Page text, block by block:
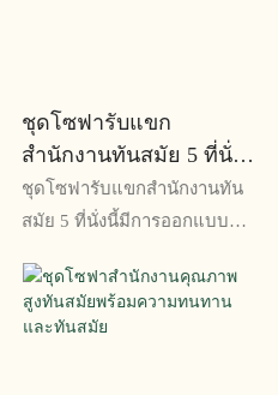
ชุดโซฟารับแขก
สำนักงานทันสมัย ​​5 ที่นั่ง
พร้อมพื้นผิวหนังนุ่มและ
ทนทาน
ชุดโซฟารับแขกสำนักงานทัน
สมัย ​​5 ที่นั่งนี้มีการออกแบบ
และทนทาน มอบความสะดวก
สบายและความทนทาน ทำให้